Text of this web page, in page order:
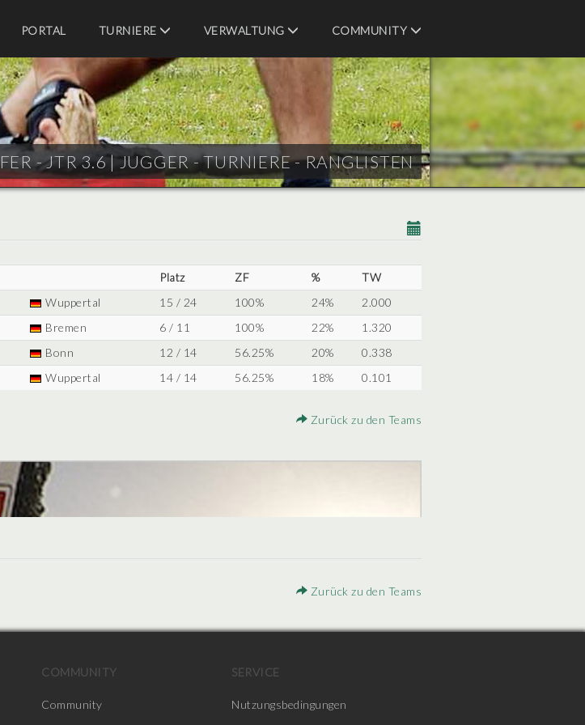
PORTAL
TURNIERE VERWALTUNG COMMUNITY
- JTR 3.6 |JUGGER - TURNIERE - RANGLISTEN
Platz ZF %
TW
Wuppertal 15 / 24 100% 24%
2.000
Bremen 6 / 11 100% 22%
1.320
Bonn 12 / 14 56.25% 20%
0.338
Wuppertal 14 / 14 56.25% 18% 0.101
Zurück zu den Teams
Zurück zu den Teams
COMMUNITY
Community
SERVICE
Nutzungsbedingungen